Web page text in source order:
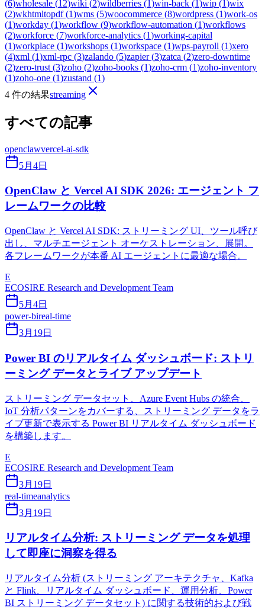
(6)wholesale (12)wiki (2)wildberries (1)win-back (1)wip (1)wix
(2)wkhtmltopdf(1)wms (5)woocommerce (8)wordpress (1)work-os
(1)workday (1)workflow (9)workflow-automation (1)workflows
(2)workforce (7)workforce-analytics (1)working-capital
(1)workplace (1)workshops (1)workspace (1)wps-payroll (1)xero
(4)xml (1)xml-rpc (3)zalando (5)zapier(3)zatca (2)zero-downtime
(2)zero-trust (3)zoho (2)zoho-books (1)zoho-crm (1)zoho-inventory
(1)zoho-one (1)zustand (1)
4 件の結果streaming
すべての記事
openclawvercel-ai-sdk
5月4日
OpenClaw と Vercel AI SDK 2026: エージェント フ
レームワークの比較
OpenClaw と Vercel AI SDK: ストリーミング UI、ツール呼び
出し、マルチエージェント オーケストレーション、展開。
各フレームワークが本番 AI エージェントに最適な場合。
E
ECOSIRE Research and Development Team
5月4日
power-bireal-time
3月19日
Power BI のリアルタイム ダッシュボード: ストリ
ーミング データとライブ アップデート
ストリーミング データセット、Azure Event Hubs の統合、
IoT 分析パターンをカバーする、ストリーミング データをラ
イブ更新で表示する Power BI リアルタイム ダッシュボード
を構築します。
E
ECOSIRE Research and Development Team
3月19日
real-timeanalytics
3月19日
リアルタイム分析: ストリーミング データを処理
して即座に洞察を得る
リアルタイム分析 (ストリーミング アーキテクチャ、Kafka
と Flink、リアルタイム ダッシュボード、運用分析、Power
BI ストリーミング データセット) に関する技術的および戦